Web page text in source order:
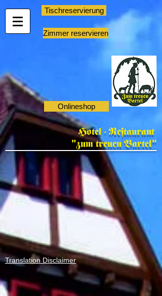
Tischreservierung
Zimmer reservieren
Onlineshop
Hotel - Restaurant
"zum treuen Bartel"
Shop Maultaschen
Translation Disclaimer